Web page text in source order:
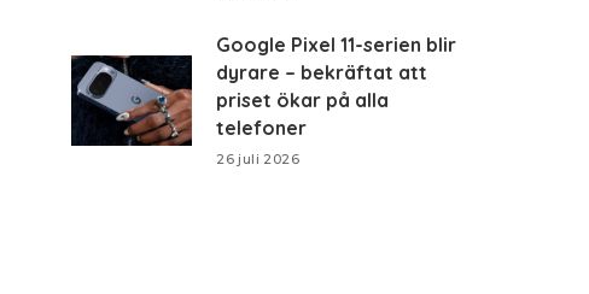
Google Pixel 11-serien blir
dyrare – bekräftat att
priset ökar på alla
telefoner
26 juli 2026